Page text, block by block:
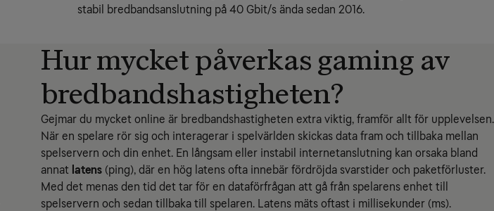
stabil bredbandsanslutning på 40 Gbit/s ända sedan 2016.
Hur mycket påverkas gaming av
bredbandshastigheten?
Gejmar du mycket online är bredbandshastigheten extra viktig, framför allt för upplevelsen.
När en spelare rör sig och interagerar i spelvärlden skickas data fram och tillbaka mellan
spelservern och din enhet. En långsam eller instabil internetanslutning kan orsaka bland
annat latens (ping), där en hög latens ofta innebär fördröjda svarstider och paketförluster.
Med det menas den tid det tar för en dataförfrågan att gå från spelarens enhet till
spelservern och sedan tillbaka till spelaren. Latens mäts oftast i millisekunder (ms).